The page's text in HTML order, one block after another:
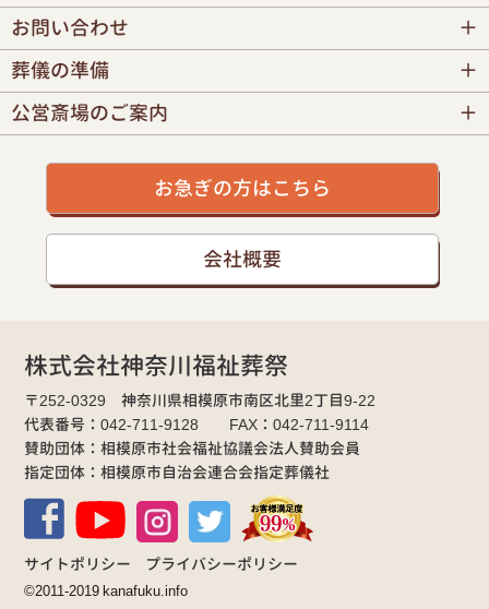
お問い合わせ
葬儀の準備
公営斎場のご案内
お急ぎの方はこちら
会社概要
株式会社神奈川福祉葬祭
〒252-0329 神奈川県相模原市南区北里2丁目9-22
代表番号：042-711-9128 FAX：042-711-9114
賛助団体：相模原市社会福祉協議会法人賛助会員
指定団体：相模原市自治会連合会指定葬儀社
サイトポリシー プライバシーポリシー
©2011-2019 kanafuku.info